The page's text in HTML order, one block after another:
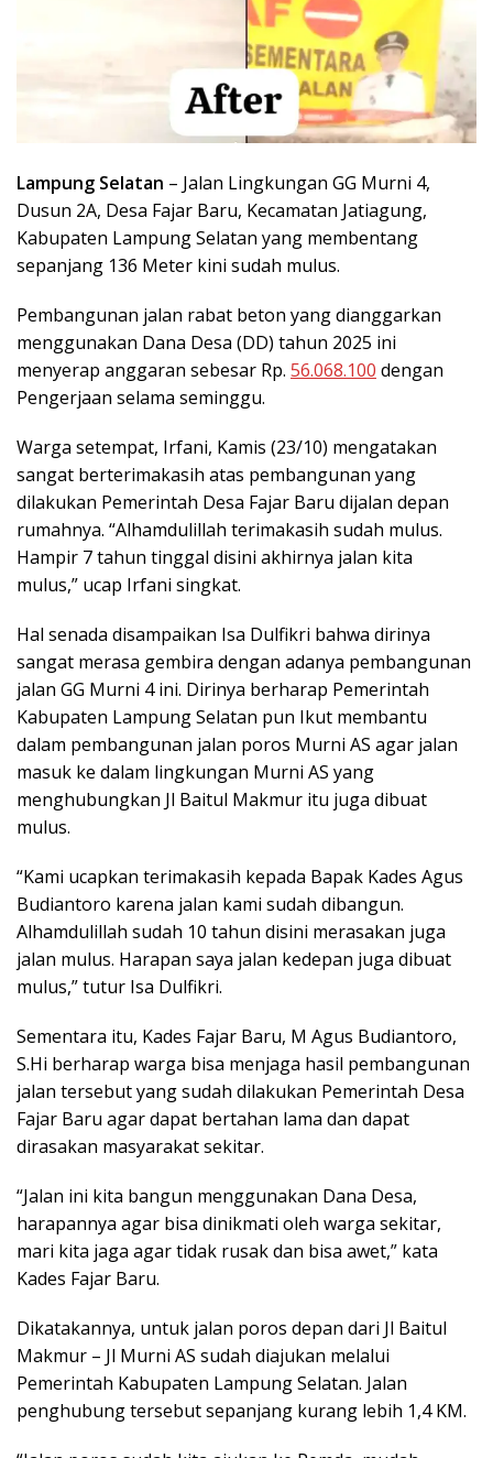
Lampung Selatan – Jalan Lingkungan GG Murni 4,
Dusun 2A, Desa Fajar Baru, Kecamatan Jatiagung,
Kabupaten Lampung Selatan yang membentang
sepanjang 136 Meter kini sudah mulus.
Pembangunan jalan rabat beton yang dianggarkan
menggunakan Dana Desa (DD) tahun 2025 ini
menyerap anggaran sebesar Rp. 56.068.100 dengan
Pengerjaan selama seminggu.
Warga setempat, Irfani, Kamis (23/10) mengatakan
sangat berterimakasih atas pembangunan yang
dilakukan Pemerintah Desa Fajar Baru dijalan depan
rumahnya. “Alhamdulillah terimakasih sudah mulus.
Hampir 7 tahun tinggal disini akhirnya jalan kita
mulus,” ucap Irfani singkat.
Hal senada disampaikan Isa Dulfikri bahwa dirinya
sangat merasa gembira dengan adanya pembangunan
jalan GG Murni 4 ini. Dirinya berharap Pemerintah
Kabupaten Lampung Selatan pun Ikut membantu
dalam pembangunan jalan poros Murni AS agar jalan
masuk ke dalam lingkungan Murni AS yang
menghubungkan Jl Baitul Makmur itu juga dibuat
mulus.
“Kami ucapkan terimakasih kepada Bapak Kades Agus
Budiantoro karena jalan kami sudah dibangun.
Alhamdulillah sudah 10 tahun disini merasakan juga
jalan mulus. Harapan saya jalan kedepan juga dibuat
mulus,” tutur Isa Dulfikri.
Sementara itu, Kades Fajar Baru, M Agus Budiantoro,
S.Hi berharap warga bisa menjaga hasil pembangunan
jalan tersebut yang sudah dilakukan Pemerintah Desa
Fajar Baru agar dapat bertahan lama dan dapat
dirasakan masyarakat sekitar.
“Jalan ini kita bangun menggunakan Dana Desa,
harapannya agar bisa dinikmati oleh warga sekitar,
mari kita jaga agar tidak rusak dan bisa awet,” kata
Kades Fajar Baru.
Dikatakannya, untuk jalan poros depan dari Jl Baitul
Makmur – Jl Murni AS sudah diajukan melalui
Pemerintah Kabupaten Lampung Selatan. Jalan
penghubung tersebut sepanjang kurang lebih 1,4 KM.